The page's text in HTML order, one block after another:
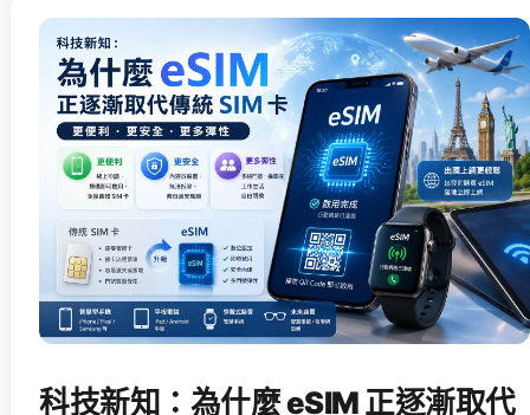
科技新知：為什麼 eSIM 正逐漸取代